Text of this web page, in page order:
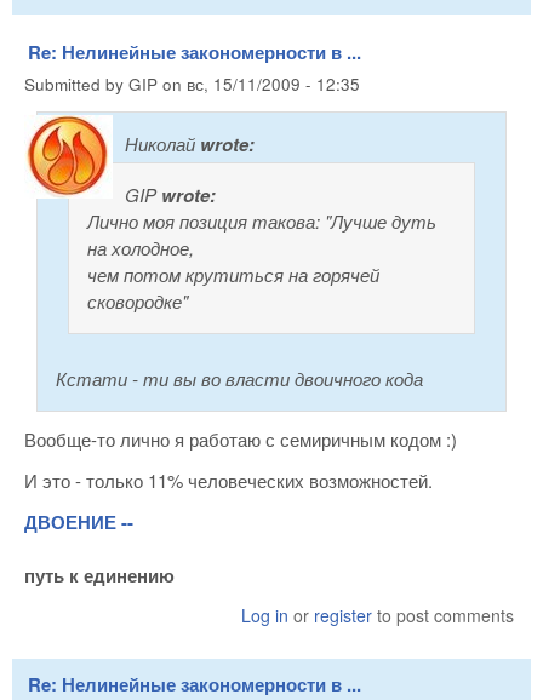
Re: Нелинейные закономерности в ...
Submitted by GIP on вс, 15/11/2009 - 12:35
Николай wrote:
GIPwrote:
Лично моя позиция такова: "Лучше дуть
на холодное,
чем потом крутиться на горячей
сковородке"
Кстати - ти вы во власти двоичного кода
Вообще-то лично я работаю с семиричным кодом :)
И это - только 11% человеческих возможностей.
ДВОЕНИЕ --
путь к единению
Log in or register to post comments
Re: Нелинейные закономерности в ...